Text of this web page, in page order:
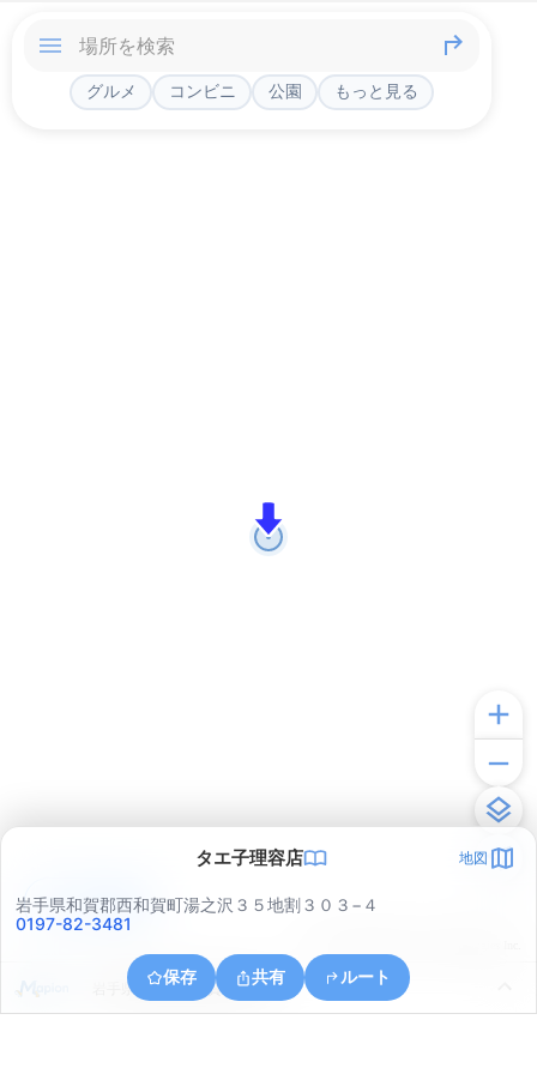
グルメ コンビニ 公園 もっと見る
タエ子理容店 地図
岩手県和賀郡西和賀町湯之沢３５地割３０３−４
0197-82-3481
保存 共有 ルート
岩手県和賀郡西和賀町湯之沢
アプリで見る